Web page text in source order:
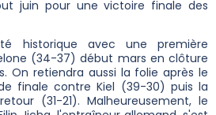
juin pour une victoire finale des
historique avec une première
(34-37) début mars en clôture
On retiendra aussi la folie après le
finale contre Kiel (39-30) puis la
(31-21). Malheureusement, le